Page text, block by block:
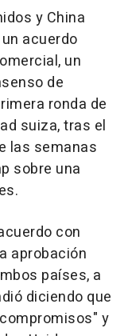
y China
acuerdo
un
de
ronda de
suiza, tras el
las semanas
sobre una
con
aprobación
países, a
diciendo que
y